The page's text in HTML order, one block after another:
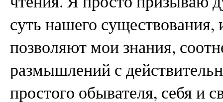
суть нашего существования,
позволяют мои знания,
размышлений с
простого обывателя, себя и